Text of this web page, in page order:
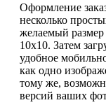
Оформление
несколько
желаемый
10х10. Затем
удобное
как одно
тому же,
версий ваших